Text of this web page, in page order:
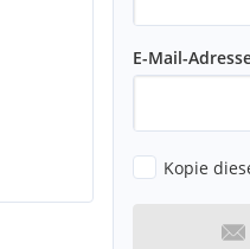
Euro 6d-TEMP
E-Mail-
Kopie